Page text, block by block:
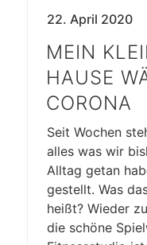
22. April 2020
MEIN
HAUSE
CORONA
Seit Wochen
alles was wir
Alltag getan
gestellt. Was
heißt? Wieder
die schöne